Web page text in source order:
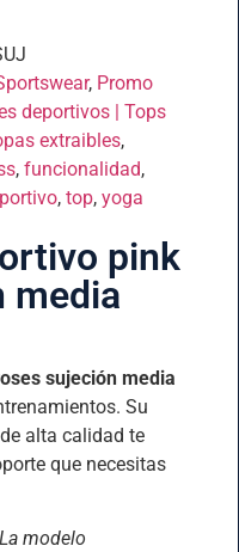
, Promo
deportivos | Tops
extraibles,
, funcionalidad,
, top, yoga
pink
media
sujeción media
Su
alta calidad te
que necesitas
La modelo